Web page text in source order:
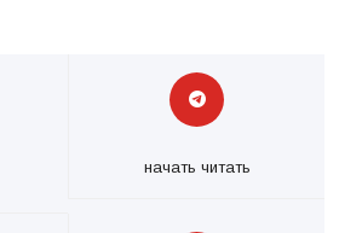
начать читать